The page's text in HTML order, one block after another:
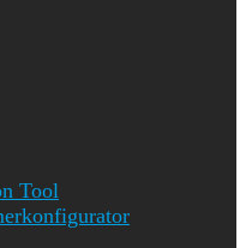
Tool